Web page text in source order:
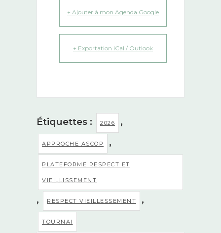
+ Ajouter à mon Agenda Google
+ Exportation iCal / Outlook
Étiquettes : 2026 ,
APPROCHE ASCOP ,
PLATEFORME RESPECT ET
VIEILLISSEMENT
, RESPECT VIEILLESSEMENT ,
TOURNAI